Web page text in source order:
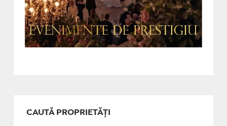
CAUTĂ PROPRIETĂȚI